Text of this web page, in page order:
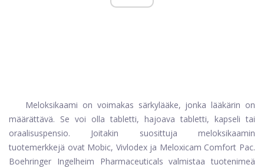
Meloksikaami on voimakas särkylääke, jonka lääkärin on
määrättävä. Se voi olla tabletti, hajoava tabletti, kapseli tai
oraalisuspensio. Joitakin suosittuja meloksikaamin
tuotemerkkejä ovat Mobic, Vivlodex ja Meloxicam Comfort Pac.
Boehringer Ingelheim Pharmaceuticals valmistaa tuotenimeä